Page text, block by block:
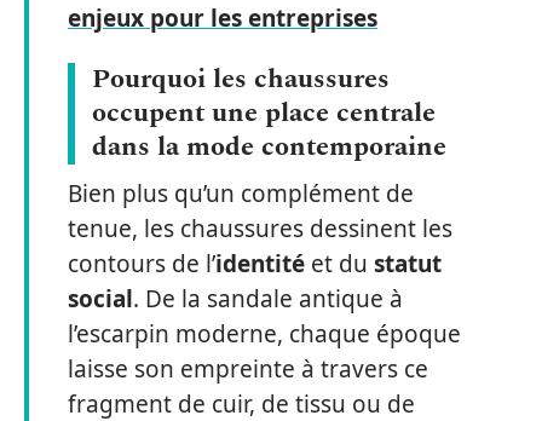
enjeux pour les entreprises
Pourquoi les chaussures
occupent une place centrale
dans la mode contemporaine
Bien plus qu’un complément de
tenue, les chaussures dessinent les
contours de l’identité et du statut
social. De la sandale antique à
l’escarpin moderne, chaque époque
laisse son empreinte à travers ce
fragment de cuir, de tissu ou de